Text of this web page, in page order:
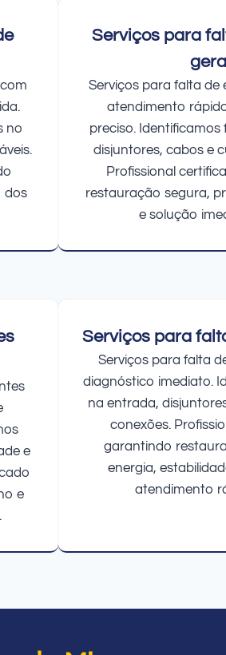
no
dos
Serviços para
geral
Serviços para falta de
atendimento
preciso.
disjuntores, cabos e
Profissional
restauração segura,
e solução
e
e
Serviços para
Serviços para falta
diagnóstico imediato.
na entrada,
conexões.
garantindo
energia,
atendimento